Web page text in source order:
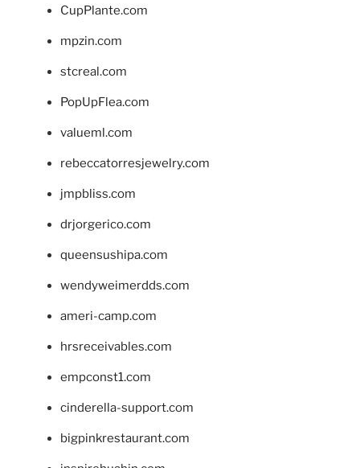
CupPlante.com
mpzin.com
stcreal.com
PopUpFlea.com
valueml.com
rebeccatorresjewelry.com
jmpbliss.com
drjorgerico.com
queensushipa.com
wendyweimerdds.com
ameri-camp.com
hrsreceivables.com
empconst1.com
cinderella-support.com
bigpinkrestaurant.com